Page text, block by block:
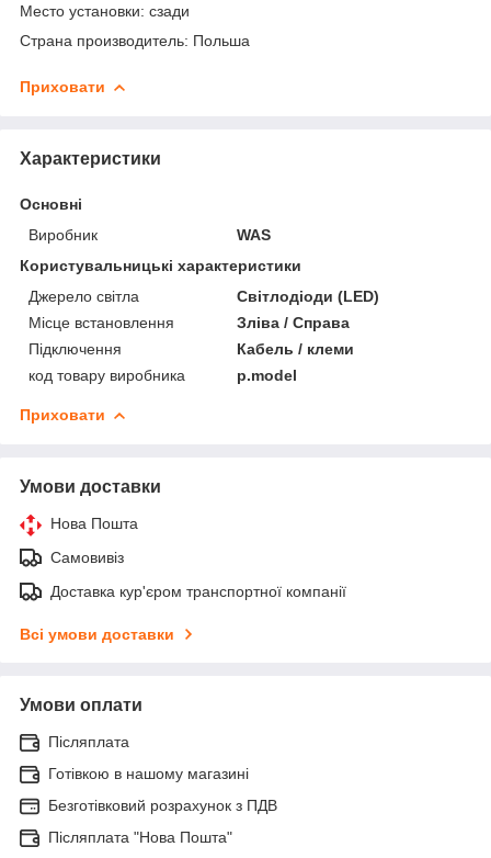
Место установки: сзади
Страна производитель: Польша
Приховати
Характеристики
Основні
Виробник
WAS
Користувальницькі характеристики
Джерело світла
Світлодіоди (LED)
Місце встановлення
Зліва / Справа
Підключення
Кабель / клеми
код товару виробника
p.model
Приховати
Умови доставки
Нова Пошта
Самовивіз
Доставка кур'єром транспортної компанії
Всі умови доставки
Умови оплати
Післяплата
Готівкою в нашому магазині
Безготівковий розрахунок з ПДВ
Післяплата "Нова Пошта"